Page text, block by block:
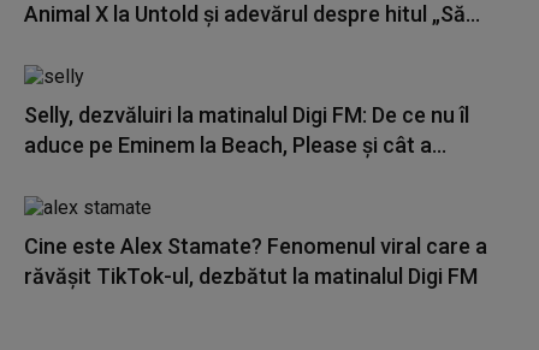
Animal X la Untold și adevărul despre hitul „Să...
Selly, dezvăluiri la matinalul Digi FM: De ce nu îl
aduce pe Eminem la Beach, Please și cât a...
Cine este Alex Stamate? Fenomenul viral care a
răvășit TikTok-ul, dezbătut la matinalul Digi FM